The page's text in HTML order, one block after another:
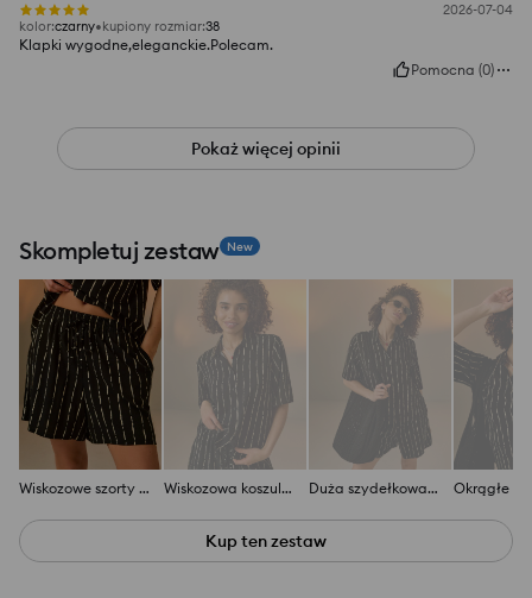
2026-07-04
kolor:czarny kupiony rozmiar:38
Klapki wygodne,eleganckie.Polecam.
Pomocna (0)
Pokaż więcej opinii
Skompletuj zestaw New
Wiskozowe szorty z kieszeniami Wiskozowa koszula regular fit z krótkim rękawem Duża szydełkowa torba na ramię
Kup ten zestaw